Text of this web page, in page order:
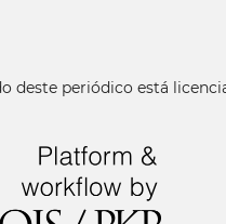
deste periódico está